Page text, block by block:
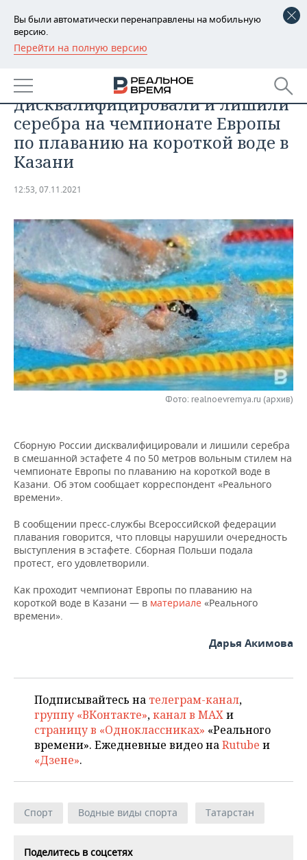
Вы были автоматически перенаправлены на мобильную
версию.
Перейти на полную версию
РЕГИОНЫ
БАШКОРТОСТАН
ТАТАРСТАН
УДМУРТИЯ
НОВОСТИ
АНАЛИТИКА
НОВОСТИ АНАЛИТИКИ
ВУЗЫ ТАТАРСТАНА
КОМУ ПРИНАДЛЕЖАТ
ТОРГОВЫЕ ЦЕНТРЫ
ТАТАРСТАНА
ЭКОНОМИКА
БАНКИ
БЮДЖЕТ
ИНВЕСТИЦИИ
ПРОМЫШЛЕННОСТИ
АГРОПРОМ
МАШИНОСТРОЕНИЕ
НЕФТЕХИМИЯ
НЕФТЬ
ОПК
НОВОСТИ НЕДВИЖИМОСТИ
АВТО
НОВОСТИ АВТО
БИЗНЕС
НОВОСТИ БИЗНЕСА
РОЗНИЧНАЯ ТОРГОВЛЯ
ТРАНСПОРТ
ТЕХНОЛОГИИ
НОВОСТИ ТЕХНОЛОГИЙ
IT
МЕРОПРИЯТИЯ
НОВОСТИ МЕРОПРИЯТИЙ
ONLINE-КОНФЕРЕНЦИИ
ОТКРЫТАЯ ЛЕКЦИЯ
СПОРТ
ХОККЕЙ
БАСКЕТБОЛ
ВОЛЕЙБОЛ
КИБЕРСПОРТ
ФИГУРНОЕ КАТАНИЕ
ВОДНЫЕ ВИДЫ СПОРТА
ВЛАСТЬ
ИНФРАСТРУКТУРА
ИСТОРИЯ
КУЛЬТУРА
МЕДИЦИНА
ОБРАЗОВАНИЕ
СЮЖЕТЫ
СПРАВОЧНИК
СПИСОК ПЕРСОН
СПИСОК КОМПАНИЙ
ПОЛНАЯ ВЕРСИЯ
Сборную России
дисквалифицировали и лишили
серебра на чемпионате Европы
по плаванию на короткой воде в
Казани
12:53, 07.11.2021
Фото: realnoevremya.ru (архив)
Сборную России дисквалифицировали и лишили серебра
в смешанной эстафете 4 по 50 метров вольным стилем на
чемпионате Европы по плаванию на короткой воде в
Казани. Об этом сообщает корреспондент «Реального
времени».
В сообщении пресс-службы Всероссийской федерации
плавания говорится, что пловцы нарушили очередность
выступления в эстафете. Сборная Польши подала
протест, его удовлетворили.
Как проходит чемпионат Европы по плаванию на
короткой воде в Казани — в материале «Реального
времени».
Дарья Акимова
Подписывайтесь на телеграм-канал,
группу «ВКонтакте»,канал в MAXи
страницу в «Одноклассниках» «Реального
времени». Ежедневные видео наRutube и
«Дзене».
Спорт Водные виды спорта Татарстан
Поделитесь в соцсетях